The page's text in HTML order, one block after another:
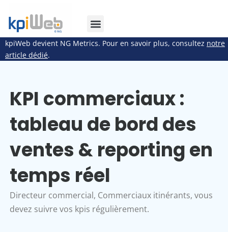
kpiWeb devient NG Metrics. Pour en savoir plus, consultez notre
article dédié.
KPI commerciaux :
tableau de bord des
ventes & reporting en
temps réel
Directeur commercial, Commerciaux itinérants, vous
devez suivre vos kpis régulièrement.